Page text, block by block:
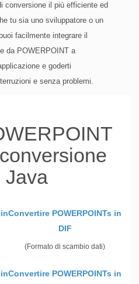
conversione il più efficiente ed
tu sia uno sviluppatore o un
facilmente integrare il
da POWERPOINT a
e goderti
e senza problemi.
Java
Convertire POWERPOINTs in
DIF
(Formato di scambio dati)
Convertire POWERPOINTs in